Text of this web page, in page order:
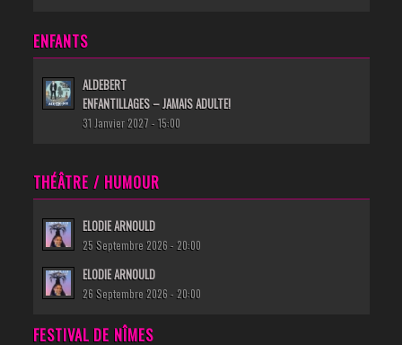
ENFANTS
ALDEBERT
ENFANTILLAGES – JAMAIS ADULTE!
31 Janvier 2027 - 15:00
THÉÂTRE / HUMOUR
ELODIE ARNOULD
25 Septembre 2026 - 20:00
ELODIE ARNOULD
26 Septembre 2026 - 20:00
FESTIVAL DE NÎMES